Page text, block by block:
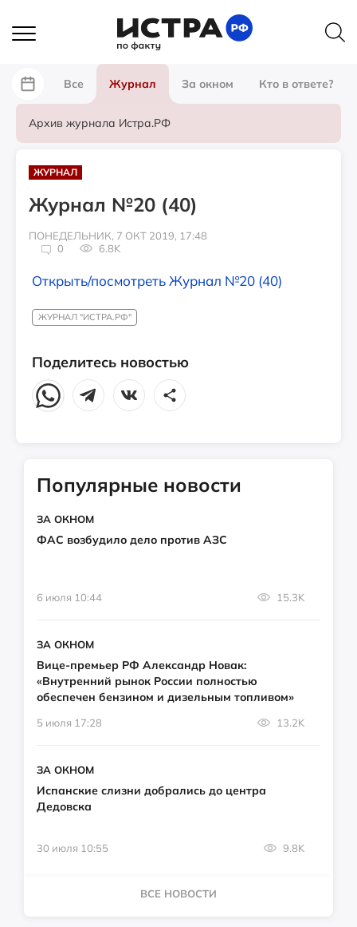
Все Журнал За окном Кто в ответе?
Архив журнала Истра.РФ
ЖУРНАЛ
Журнал №20 (40)
ПОНЕДЕЛЬНИК, 7 ОКТ 2019, 17:48
0
6.8K
Открыть/посмотреть Журнал №20 (40)
ЖУРНАЛ "ИСТРА.РФ"
Поделитесь новостью
Популярные новости
ЗА ОКНОМ
ФАС возбудило дело против АЗС
6 июля 10:44 15.3K
ЗА ОКНОМ
Вице-премьер РФ Александр Новак:
«Внутренний рынок России полностью
обеспечен бензином и дизельным топливом»
5 июля 17:28 13.2K
ЗА ОКНОМ
Испанские слизни добрались до центра
Дедовска
30 июля 10:55 9.8K
ВСЕ НОВОСТИ